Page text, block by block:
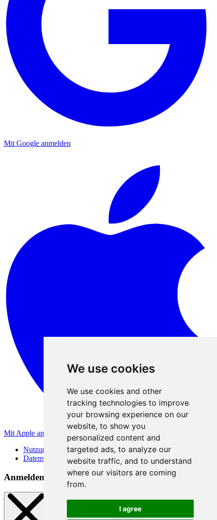
We use cookies
We use cookies and other
tracking technologies to improve
your browsing experience on our
website, to show you
personalized content and
targeted ads, to analyze our
website traffic, and to understand
where our visitors are coming
from.
I agree
Mit Google anmelden
Mit Apple anmelden
Nutzungsbedingungen
Datenschutzerklärung
Anmeldemethoden